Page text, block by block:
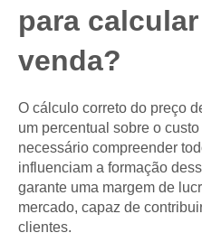
para
venda?
O cálculo correto do preço
um percentual sobre o
necessário compreender
influenciam a formação
garante uma margem de
mercado, capaz de
clientes.